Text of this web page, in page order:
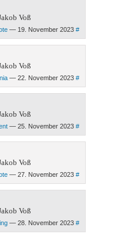
Voß
— 19. November 2023 #
Voß
— 22. November 2023 #
Voß
— 25. November 2023 #
Voß
— 27. November 2023 #
Voß
— 28. November 2023 #